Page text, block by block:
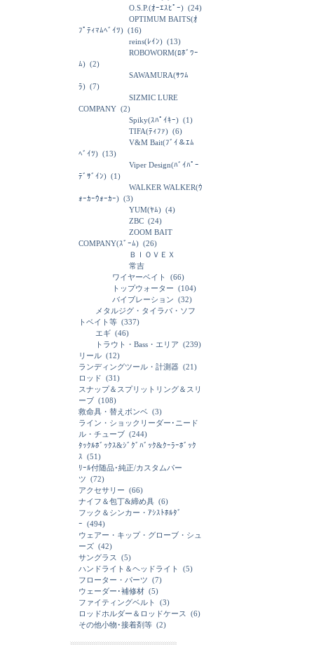
O.S.P.(ｵｰｴｽﾋﾟｰ) (24)
OPTIMUM BAITS(ｵ
ﾌﾟﾃｨﾏﾑﾍﾞｲﾂ) (16)
reins(ﾚｲﾝ) (13)
ROBOWORM(ﾛﾎﾞﾜｰ
ﾑ) (2)
SAWAMURA(ｻﾜﾑ
ﾗ) (7)
SIZMIC LURE
COMPANY (2)
Spiky(ｽﾊﾟｲｷｰ) (1)
TIFA(ﾃｨﾌｧ) (6)
V&M Bait(ﾌﾞｲ＆ｴﾑ
ﾍﾞｲﾂ) (13)
Viper Design(ﾊﾞｲﾊﾟｰ
ﾃﾞｻﾞｲﾝ) (1)
WALKER WALKER(ｳ
ｫｰｶｰｳｫｰｶｰ) (3)
YUM(ﾔﾑ) (4)
ZBC (24)
ZOOM BAIT
COMPANY(ｽﾞｰﾑ) (26)
ＢＩＯＶＥＸ
常吉
ワイヤーベイト
(66)
トップウォーター (104)
バイブレーション (32)
メタルジグ・タイラバ・ソフ
トベイト等 (337)
エギ (46)
トラウト・Bass・エリア (239)
リール (12)
ランディングツール・計測器 (21)
ロッド (31)
スナップ＆スプリットリング＆スリ
ーブ (108)
救命具・替えボンベ (3)
ライン・ショックリーダー･ニード
ル・チューブ (244)
ﾀｯｸﾙﾎﾞｯｸｽ&ｼﾞｸﾞﾊﾞｯｸ&ｸｰﾗｰﾎﾞｯｸ
ｽ (51)
ﾘｰﾙ付随品･純正/カスタムパー
ツ (72)
アクセサリー (66)
ナイフ＆包丁&締め具 (6)
フック＆シンカー・ｱｼｽﾄﾎﾙﾀﾞ
ｰ (494)
ウェアー・キップ・グローブ・シュ
ーズ (42)
サングラス
(5)
ハンドライト＆ヘッドライト
(5)
フローター・パーツ (7)
ウェーダー･補修材 (5)
ファイティングベルト
(3)
ロッドホルダー＆ロッドケース
(6)
その他小物･接着剤等 (2)